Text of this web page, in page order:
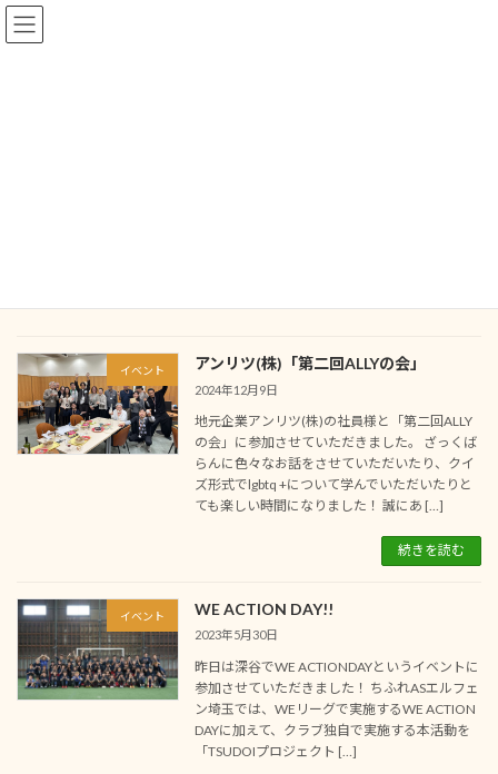
コ
ン
ナ
ビ
イベント アンリツ(株)「第二回ALLYの会」
2024年12月9日
地元企業アンリツ(株)の社員様と「第二回ALLY
の会」に参加させていただきました。 ざっくば
らんに色々なお話をさせていただいたり、クイ
ズ形式でlgbtq +について学んでいただいたりと
ても楽しい時間になりました！ 誠にあ […]
続きを読む
イベント WE ACTION DAY!!
2023年5月30日
昨日は深谷でWE ACTIONDAYというイベントに
参加させていただきました！ ちふれASエルフェ
ン埼玉では、WEリーグで実施するWE ACTION
DAYに加えて、クラブ独自で実施する本活動を
「TSUDOIプロジェクト […]